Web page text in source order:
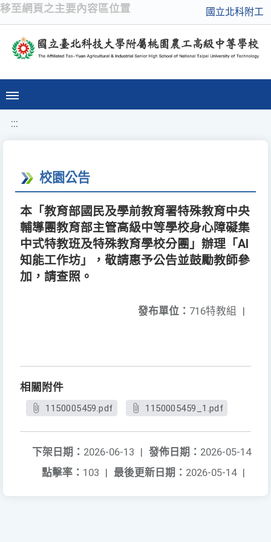
移至網頁之主要內容區位置 國立北科附工
:::
校園公告
本「教育部國民及學前教育署特殊教育中央
輔導團教育部主管高級中等學校身心障礙集
中式特教班及特殊教育學校分團」辦理「AI
知能工作坊」，敬請惠予公告並鼓勵教師參
加，請查照。
發布單位： 716特教組 |
相關附件
1150005459.pdf 1150005459_1.pdf
發佈日期： 2026-05-14
下架日期： 2026-06-13 |
最後更新日期： 2026-05-14 |
點擊率： 103 |